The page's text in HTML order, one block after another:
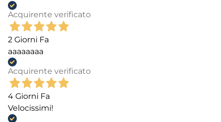
Acquirente verificato
2 Giorni Fa
aaaaaaaa
Acquirente verificato
4 Giorni Fa
Velocissimi!